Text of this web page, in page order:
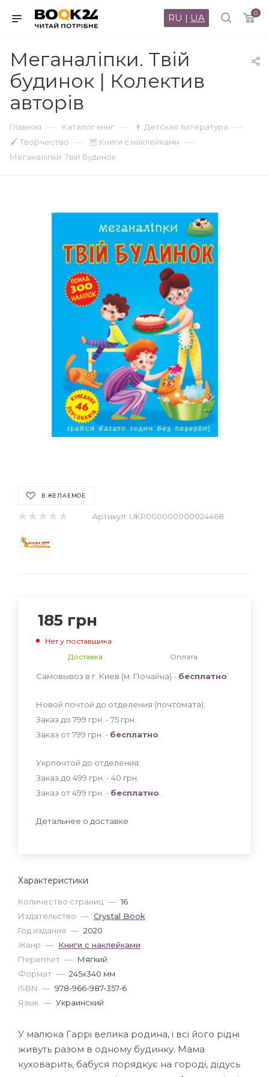
0
RU | UA
Меганаліпки. Твій
будинок | Колектив
авторів
Главная — Каталог книг — 👨 Детская литература —
🖌 Творчество — 🦉 Книги с наклейками —
Меганаліпки. Твій будинок
В ЖЕЛАЕМОЕ
Артикул: UKR000000000024468
Характеристики
Количество страниц — 16
Издательство — Crystal Book
Год издания — 2020
Жанр — Книги с наклейками
Переплет — Мягкий
Формат — 245x340 мм
ISBN — 978-966-987-357-6
Язык — Украинский
185 грн
Нет у поставщика
Доставка
Оплата
Самовывоз в г. Киев (м. Почайна) - бесплатно
Новой почтой до отделения (почтомата):
Заказ до 799 грн. - 75 грн
Заказ от 799 грн. - бесплатно
Укрпочтой до отделения:
Заказ до 499 грн. - 40 грн
Заказ от 499 грн. - бесплатно
Детальнее о доставке
У малюка Гаррі велика родина, і всі його рідні
живуть разом в одному будинку. Мама
куховарить, бабуся порядкує на городі, дідусь